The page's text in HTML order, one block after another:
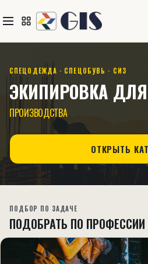
СПЕЦОДЕЖДА · СПЕЦОБУВЬ · СИЗ
ЭКИПИРОВКА
ПРОИЗВОДСТВА
ОТКРЫТЬ
ПОДБОР ПО ЗАДАЧЕ
ПОДОБРАТЬ ПО ПРОФЕССИИ